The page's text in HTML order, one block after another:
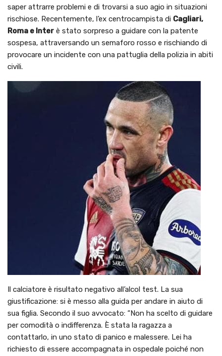
saper attrarre problemi e di trovarsi a suo agio in situazioni
rischiose. Recentemente, l’ex centrocampista di Cagliari,
Roma e Inter è stato sorpreso a guidare con la patente
sospesa, attraversando un semaforo rosso e rischiando di
provocare un incidente con una pattuglia della polizia in abiti
civili.
Il calciatore è risultato negativo all’alcol test. La sua
giustificazione: si è messo alla guida per andare in aiuto di
sua figlia. Secondo il suo avvocato: “Non ha scelto di guidare
per comodità o indifferenza. È stata la ragazza a
contattarlo, in uno stato di panico e malessere. Lei ha
richiesto di essere accompagnata in ospedale poiché non